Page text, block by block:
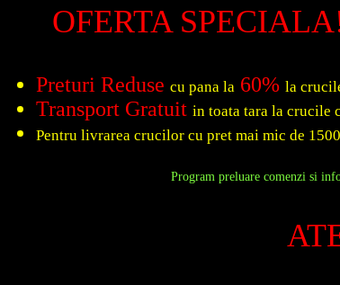
OFERTA
Preturi Reduse cu pana la 60% la
Transport Gratuit in toata tara la crucile
Pentru livrarea crucilor cu pret mai mic de
Program preluare comenzi si